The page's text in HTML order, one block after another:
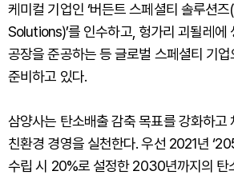
케미컬 기업인 ‘버든트 스페셜티 솔루션
Solutions)’를 인수하고, 헝가리 괴될레에
공장을 준공하는 등 글로벌 스페셜티 기
준비하고 있다.
삼양사는 탄소배출 감축 목표를 강화하고
친환경 경영을 실천한다. 우선 2021년
수립 시 20%로 설정한 2030년까지의 탄